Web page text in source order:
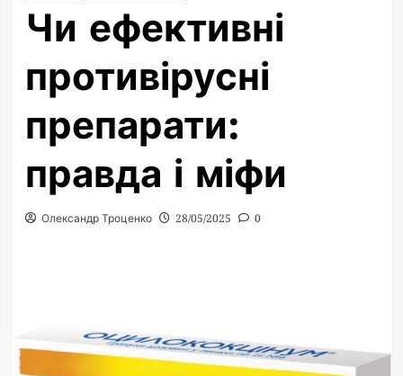
Чи ефективні
противірусні
препарати:
правда і міфи
Олександр Троценко 28/05/2025 0